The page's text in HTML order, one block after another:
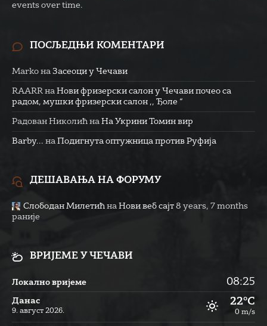
events over time.
ПОСЉЕДЊИ КОМЕНТАРИ
Marko на Засеоци у Чечави
RAARR на Нови фризерски салон у Чечави почео са
радом, мушки фризерски салон ,, Ђоле “
Радован Николић на На Укрини Томин вир
Barby... на Подигнута оптужница против Руфија
ДЕШАВАЊА НА ФОРУМУ
Слободан Милетић на Нови веб сајт 8 years, 7 months
раније
ВРИЈЕМЕ У ЧЕЧАВИ
Локално вријеме 08:25
Данас
9. август 2026.
22°C
0 m/s